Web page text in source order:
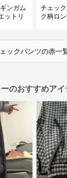
ンガム
ットリ
チェッ
ク柄ロ
ックパンツの赤一
のおすすめアイ